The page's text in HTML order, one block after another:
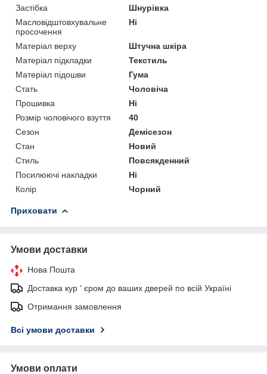
Застібка
Шнурівка
Масловідштовхувальне
просочення
Ні
Матеріал верху
Штучна шкіра
Матеріал підкладки
Текстиль
Матеріал підошви
Гума
Стать
Чоловіча
Прошивка
Ні
Розмір чоловічого взуття
40
Сезон
Демісезон
Стан
Новий
Стиль
Повсякденний
Посилюючі накладки
Ні
Колір
Чорний
Приховати
Умови доставки
Нова Пошта
Доставка кур ' єром до ваших дверей по всій Україні
Отримання замовлення
Всі умови доставки
Умови оплати